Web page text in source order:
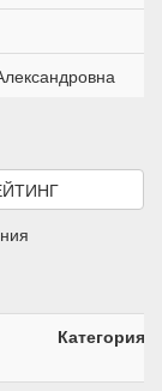
Категория